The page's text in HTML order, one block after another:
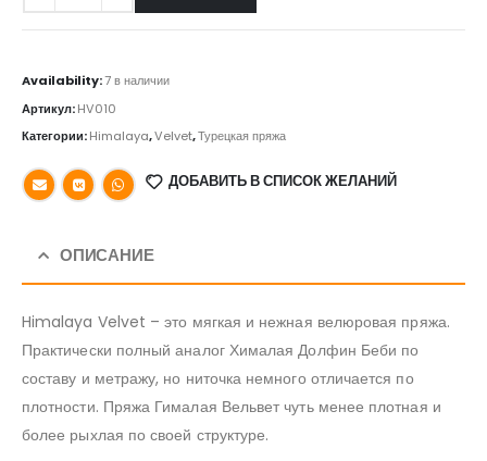
Availability:7 в наличии
Артикул:HV010
Категории:Himalaya,Velvet,Турецкая пряжа
ДОБАВИТЬ В СПИСОК ЖЕЛАНИЙ
ОПИСАНИЕ
Himalaya Velvet – это мягкая и нежная велюровая пряжа.
Практически полный аналог Хималая Долфин Беби по
составу и метражу, но ниточка немного отличается по
плотности. Пряжа Гималая Вельвет чуть менее плотная и
более рыхлая по своей структуре.